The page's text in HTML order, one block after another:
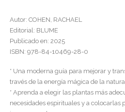
Autor: COHEN, RACHAEL
Editorial: BLUME
Publicado en: 2025
ISBN: 978-84-10469-28-0
* Una moderna guía para mejorar y
través de la energía mágica de la
* Aprenda a elegir las plantas más
necesidades espirituales y a colocarlas